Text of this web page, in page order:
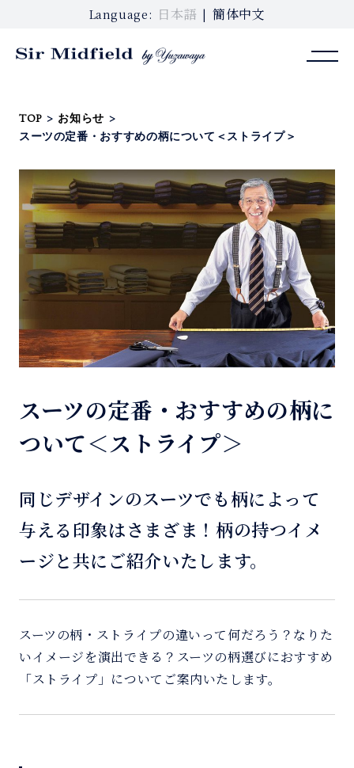
Language: 日本語 簡体中文
TOP > お知らせ >
スーツの定番・おすすめの柄について＜ストライプ＞
スーツの定番・おすすめの柄に
ついて＜ストライプ＞
同じデザインのスーツでも柄によって
与える印象はさまざま！柄の持つイメ
ージと共にご紹介いたします。
スーツの柄・ストライプの違いって何だろう？なりた
いイメージを演出できる？スーツの柄選びにおすすめ
「ストライプ」についてご案内いたします。